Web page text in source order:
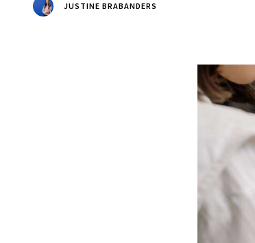
JUSTINE BRABANDERS